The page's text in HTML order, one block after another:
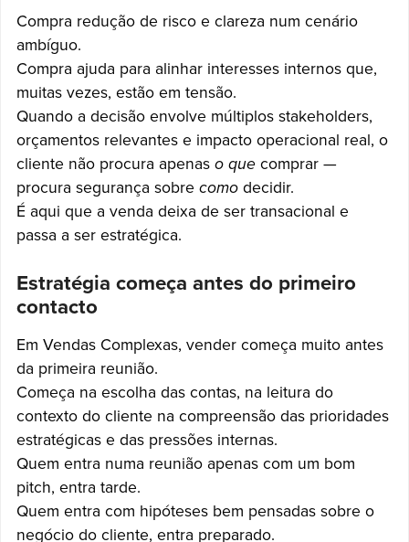
Compra redução de risco e clareza num cenário
ambíguo.
Compra ajuda para alinhar interesses internos que,
muitas vezes, estão em tensão.
Quando a decisão envolve múltiplos stakeholders,
orçamentos relevantes e impacto operacional real, o
cliente não procura apenas o que comprar —
procura segurança sobre comodecidir.
É aqui que a venda deixa de ser transacional e
passa a ser estratégica.
Estratégia começa antes do primeiro
contacto
Em Vendas Complexas, vender começa muito antes
da primeira reunião.
Começa na escolha das contas, na leitura do
contexto do cliente na compreensão das prioridades
estratégicas e das pressões internas.
Quem entra numa reunião apenas com um bom
pitch, entra tarde.
Quem entra com hipóteses bem pensadas sobre o
negócio do cliente, entra preparado.